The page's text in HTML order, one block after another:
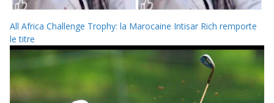
All Africa Challenge Trophy: la Marocaine Intisar Rich remporte
le titre